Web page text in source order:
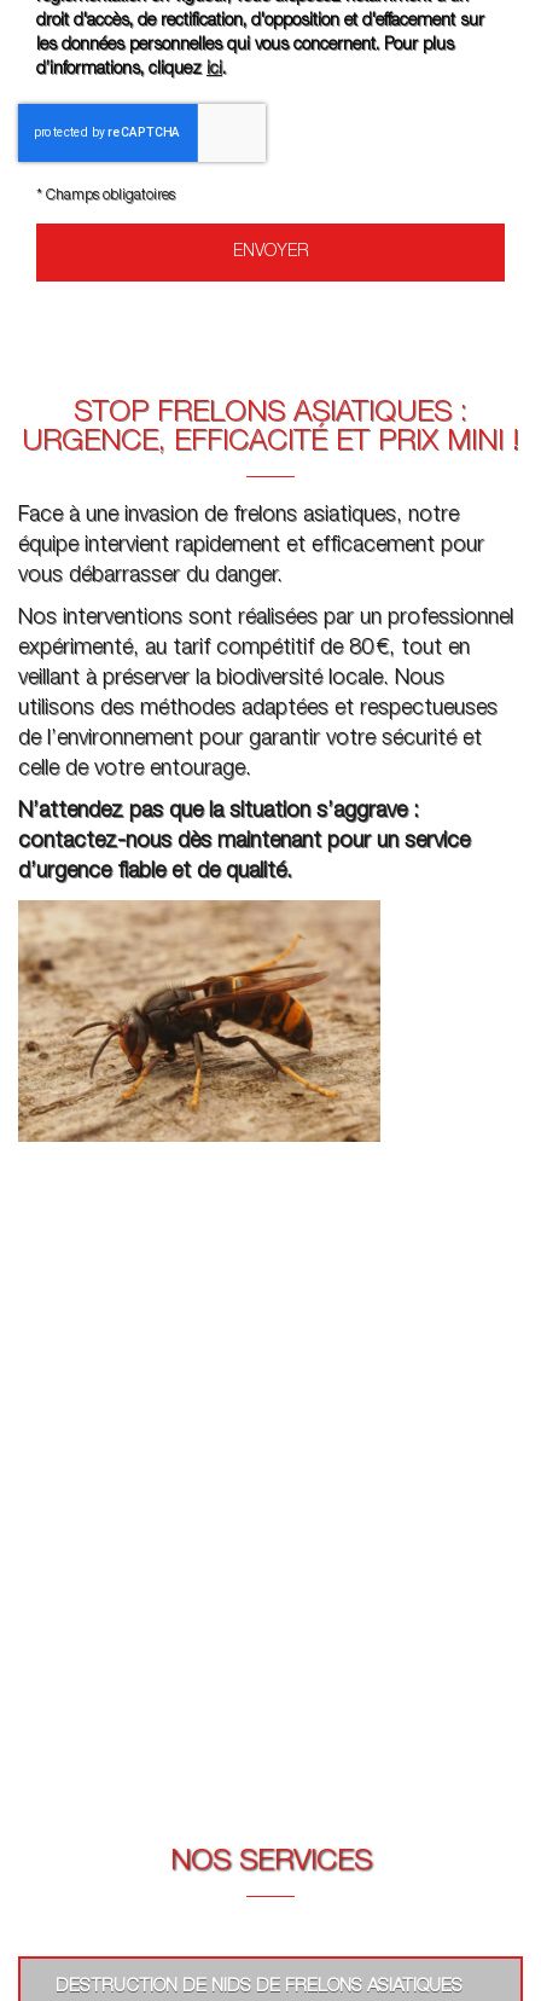
droit d'accès, de rectification, d'opposition et d'effacement sur
les données personnelles qui vous concernent. Pour plus
d’informations, cliquez ici.
*Champs obligatoires
STOP FRELONS ASIATIQUES :
URGENCE, EFFICACITÉ ET PRIX MINI !
Face à une invasion de frelons asiatiques, notre
équipe intervient rapidement et efficacement pour
vous débarrasser du danger.
Nos interventions sont réalisées par un professionnel
expérimenté, au tarif compétitif de 80 €, tout en
veillant à préserver la biodiversité locale. Nous
utilisons des méthodes adaptées et respectueuses
de l’environnement pour garantir votre sécurité et
celle de votre entourage.
N’attendez pas que la situation s’aggrave :
contactez-nous dès maintenant pour un service
d’urgence fiable et de qualité.
NOS SERVICES
DESTRUCTION DE NIDS DE FRELONS ASIATIQUES